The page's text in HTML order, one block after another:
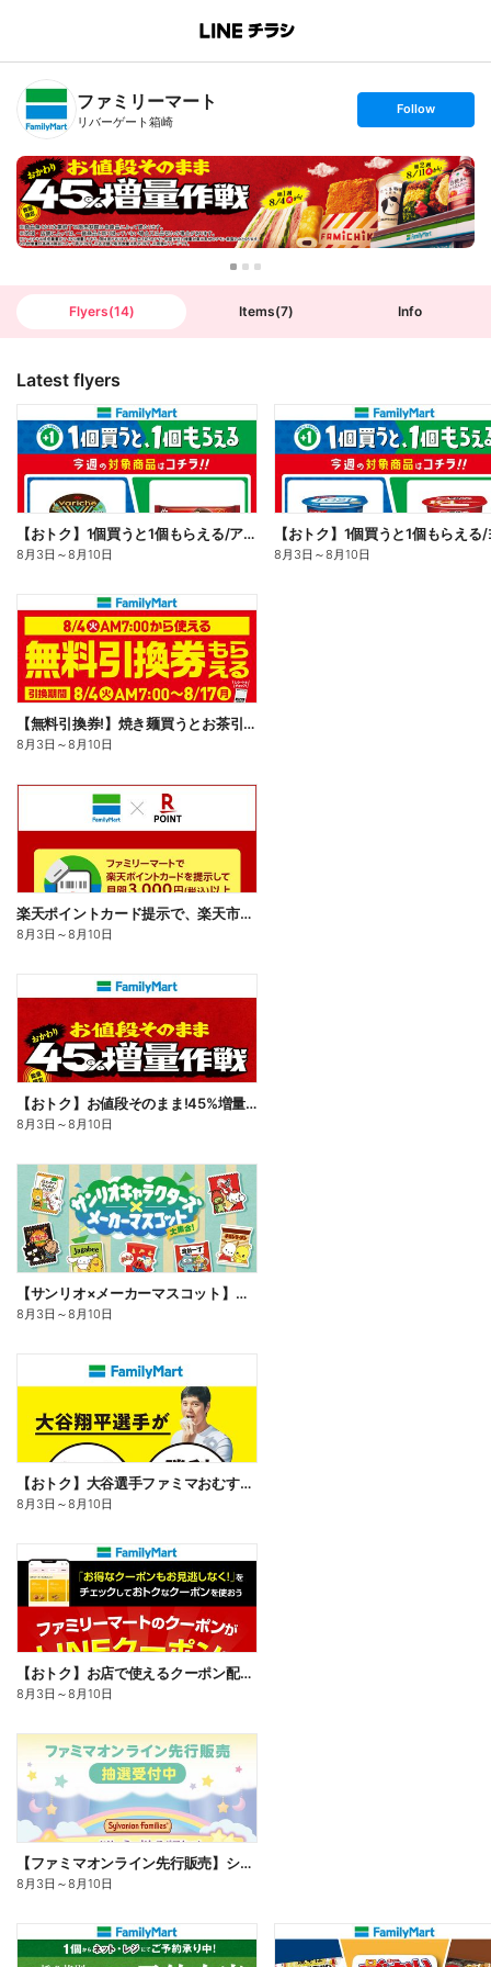
B
n
T
ファミリーマート
リバーゲート箱崎
s
t
o
l
l
o
w
Follow
Flyers(14) Items(7) Info
Latest flyers
【おトク】1個買うと1個もらえる/アイス
8月3日 ～8月10日 8月3日 ～8月10日
【無料引換券!】焼き麺買うとお茶引換券貰える!
8月3日 ～8月10日
楽天ポイントカード提示で、楽天市場でのお買い物がおトクに!
8月3日 ～8月10日
【おトク】お値段そのまま!45%増量作戦!
8月3日 ～8月10日
【サンリオ×メーカーマスコット】オリジナルグッズ貰える!
8月3日 ～8月10日
【おトク】大谷選手ファミマおむすび割
8月3日 ～8月10日
【おトク】お店で使えるクーポン配信中
8月3日 ～8月10日
【ファミマオンライン先行販売】シルバニアファミリー
8月3日 ～8月10日